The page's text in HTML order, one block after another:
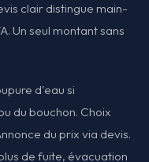
clair distingue main-
Un seul montant sans
d'eau si
du bouchon. Choix
du prix via devis.
de fuite, évacuation